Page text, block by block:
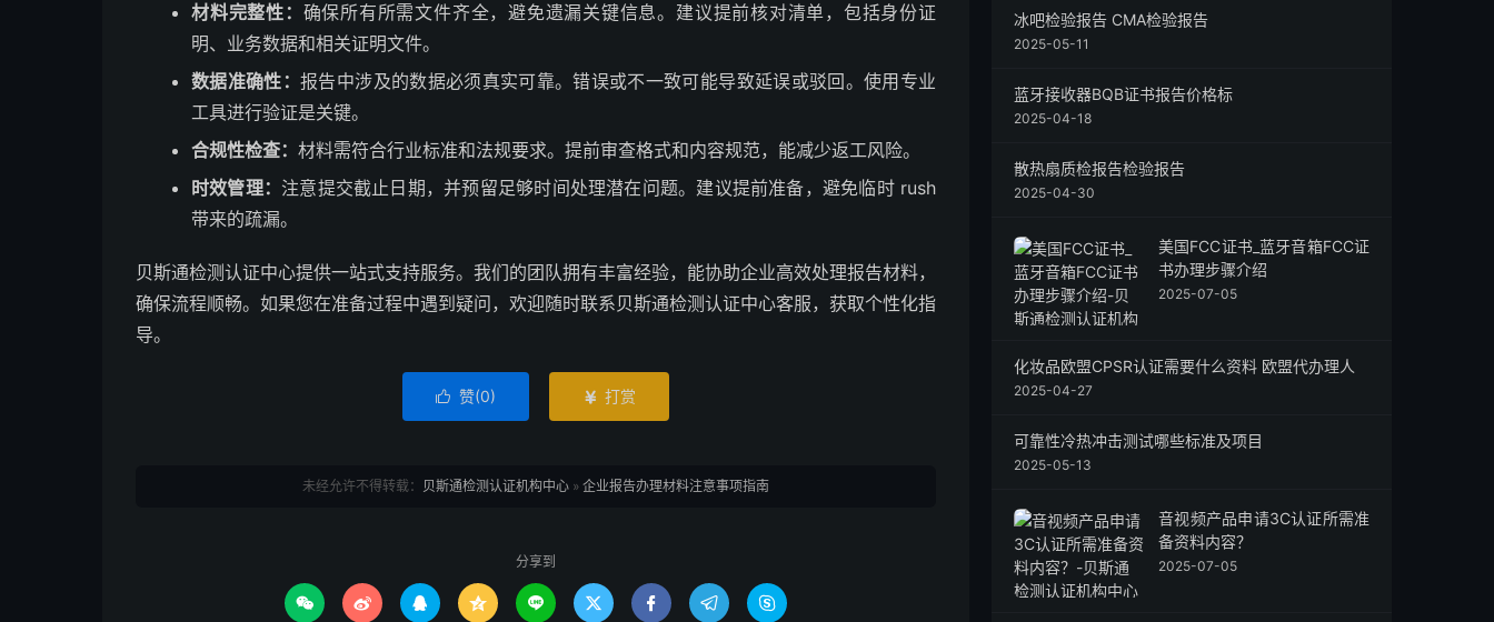
材料完整性： 确保所有所需文件齐全，避免遗漏关键信息。建议提前核对清单，包括身份证
明、业务数据和相关证明文件。
数据准确性：报告中涉及的数据必须真实可靠。错误或不一致可能导致延误或驳回。使用专业
工具进行验证是关键。
合规性检查： 材料需符合行业标准和法规要求。提前审查格式和内容规范，能减少返工风险。
时效管理： 注意提交截止日期，并预留足够时间处理潜在问题。建议提前准备，避免临时 rush
带来的疏漏。
贝斯通检测认证中心提供一站式支持服务。我们的团队拥有丰富经验，能协助企业高效处理报告材料，
确保流程顺畅。如果您在准备过程中遇到疑问，欢迎随时联系贝斯通检测认证中心客服，获取个性化指
导。
 赞(0)  打赏
未经允许不得转载： 贝斯通检测认证机构中心 » 企业报告办理材料注意事项指南
分享到
        
冰吧检验报告 CMA检验报告
2025-05-11
蓝牙接收器BQB证书报告价格标
2025-04-18
散热扇质检报告检验报告
2025-04-30
美国FCC证书_蓝牙音箱FCC证
书办理步骤介绍
2025-07-05
化妆品欧盟CPSR认证需要什么资料 欧盟代办理人
2025-04-27
可靠性冷热冲击测试哪些标准及项目
2025-05-13
音视频产品申请3C认证所需准
备资料内容？
2025-07-05